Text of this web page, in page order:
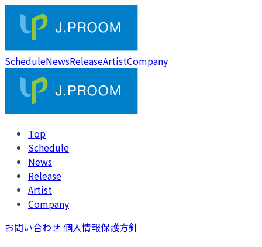
ScheduleNewsReleaseArtistCompany
Top
Schedule
News
Release
Artist
Company
お問い合わせ 個人情報保護方針